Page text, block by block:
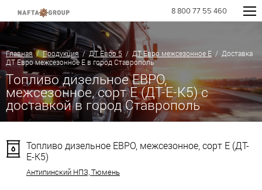
8 800 77 55 460
Главная/Продукция/ДТ Евро 5 / ДТ Евро межсезонное Е / Доставка
ДТ Евро межсезонное Е в город Ставрополь
Топливо дизельное ЕВРО,
межсезонное, сорт Е (ДТ-Е-К5) с
доставкой в город Ставрополь
Топливо дизельное ЕВРО, межсезонное, сорт Е (ДТ-
Е-К5)
Антипинский НПЗ, Тюмень